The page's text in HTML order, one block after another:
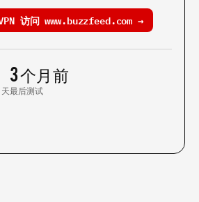
访问 www.buzzfeed.com →
3 个月前
最后测试